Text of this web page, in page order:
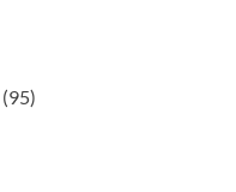
(95)